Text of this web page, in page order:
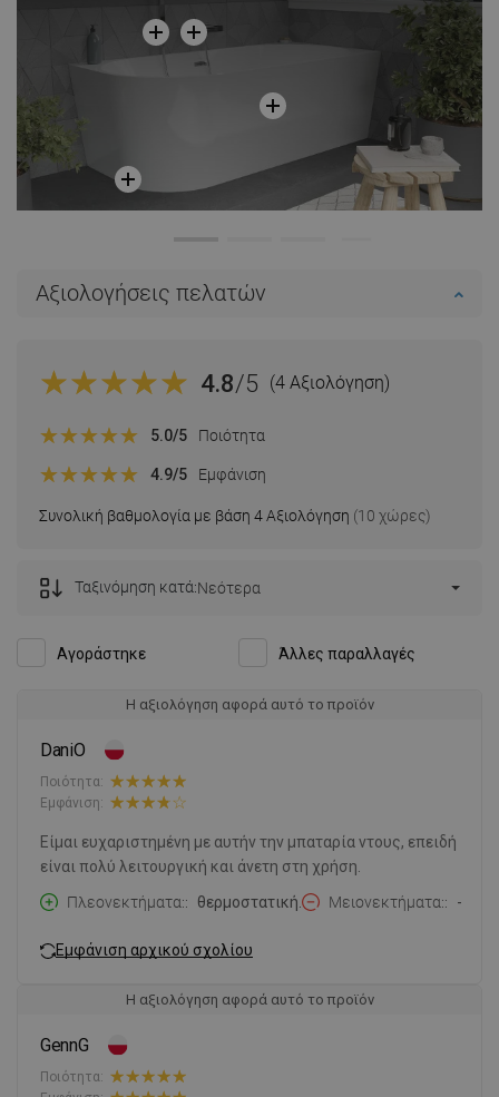
Αξιολογήσεις πελατών
4.8/5 (4 Αξιολόγηση)
Συνολική βαθμολογία με βάση 4 Αξιολόγηση (10 χώρες)
5.0/5 Ποιότητα
4.9/5 Εμφάνιση
Αγοράστηκε Άλλες παραλλαγές
Ταξινόμηση κατά:Νεότερα
Η αξιολόγηση αφορά αυτό το προϊόν
DaniO
Ποιότητα:
Εμφάνιση:
Είμαι ευχαριστημένη με αυτήν την μπαταρία ντους, επειδή
είναι πολύ λειτουργική και άνετη στη χρήση.
Πλεονεκτήματα:
θερμοστατική. Μειονεκτήματα: -
Εμφάνιση αρχικού σχολίου
Η αξιολόγηση αφορά αυτό το προϊόν
GennG
Ποιότητα: